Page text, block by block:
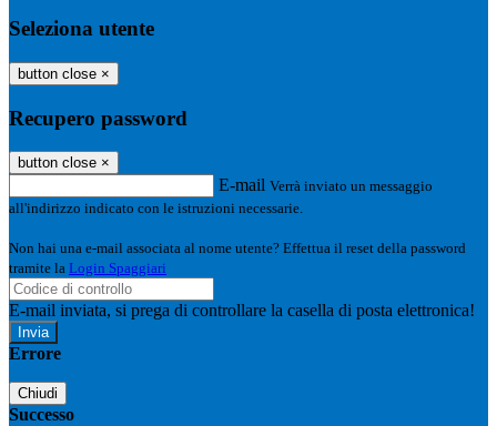
Seleziona utente
button close ×
Recupero password
button close ×
E-mail Verrà inviato un messaggio
all'indirizzo indicato con le istruzioni necessarie.
Non hai una e-mail associata al nome utente? Effettua il reset della password
tramite la Login Spaggiari
E-mail inviata, si prega di controllare la casella di posta elettronica!
Errore
Chiudi
Successo